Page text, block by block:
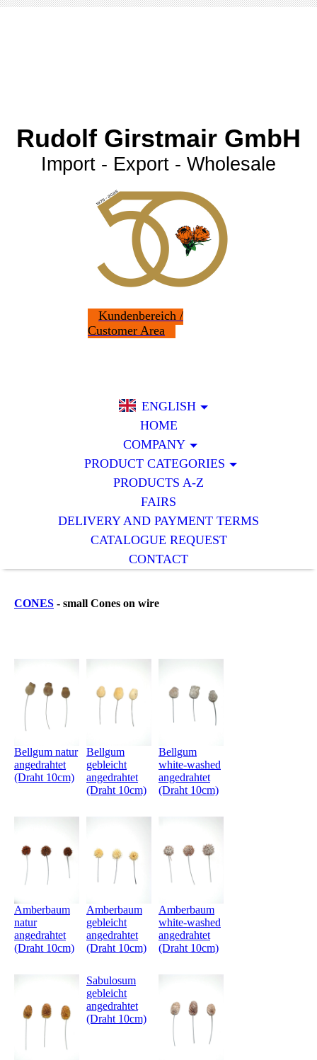
Rudolf Girstmair GmbH
Import - Export - Wholesale
Kundenbereich /
Customer Area
ENGLISH
HOME
COMPANY
PRODUCT CATEGORIES
PRODUCTS A-Z
FAIRS
DELIVERY AND PAYMENT TERMS
CATALOGUE REQUEST
CONTACT
CONES - small Cones on wire
Bellgum natur
angedrahtet
(Draht 10cm)
Bellgum
gebleicht
angedrahtet
(Draht 10cm)
Bellgum
white-washed
angedrahtet
(Draht 10cm)
Amberbaum
natur
angedrahtet
(Draht 10cm)
Amberbaum
gebleicht
angedrahtet
(Draht 10cm)
Amberbaum
white-washed
angedrahtet
(Draht 10cm)
Sabulosum
gebleicht
angedrahtet
(Draht 10cm)